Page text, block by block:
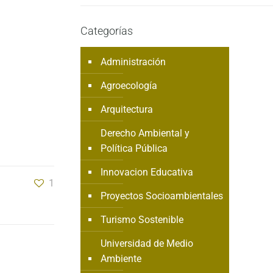
1
Categorías
Administración
Agroecología
Arquitectura
Derecho Ambiental y
Política Pública
Innovacion Educativa
Proyectos Socioambientales
Turismo Sostenible
Universidad de Medio
Ambiente